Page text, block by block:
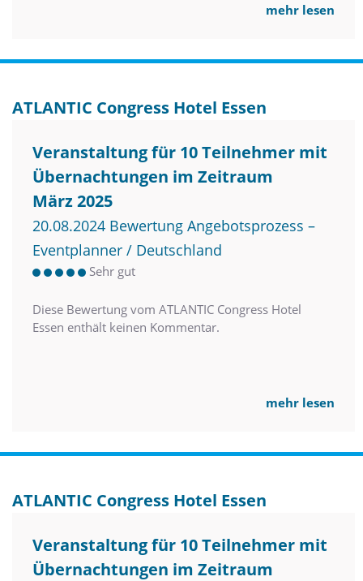
mehr lesen
ATLANTIC Congress Hotel Essen
Veranstaltung für 10 Teilnehmer mit
Übernachtungen im Zeitraum
März 2025
20.08.2024 Bewertung Angebotsprozess –
Eventplanner / Deutschland
Sehr gut
Diese Bewertung vom ATLANTIC Congress Hotel
Essen enthält keinen Kommentar.
mehr lesen
ATLANTIC Congress Hotel Essen
Veranstaltung für 10 Teilnehmer mit
Übernachtungen im Zeitraum